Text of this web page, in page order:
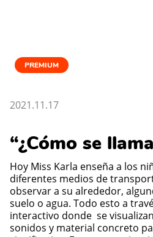
PREMIUM
2021.11.17
“¿Cómo se
Hoy Miss Karla enseña a los niños y niñas los
diferentes medios de
observar a su alrededor,
suelo o agua. Todo esto a
interactivo donde se
sonidos y material concreto